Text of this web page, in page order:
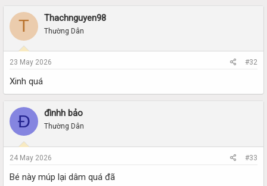
T Thachnguyen98
Thường Dân
23 May 2026 #32
Xinh quá
Đ đìnhh bảo
Thường Dân
24 May 2026 #33
Bé này múp lại dâm quá đã